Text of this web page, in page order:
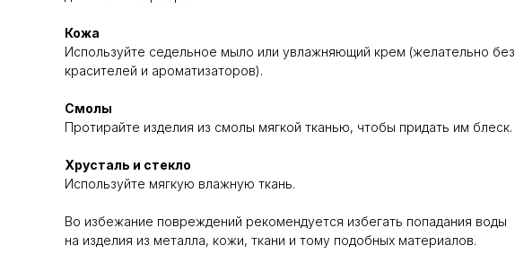
Кожа
Используйте седельное мыло или увлажняющий крем (желательно без
красителей и ароматизаторов).
Смолы
Протирайте изделия из смолы мягкой тканью, чтобы придать им блеск.
Хрусталь и стекло
Используйте мягкую влажную ткань.
Во избежание повреждений рекомендуется избегать попадания воды
на изделия из металла, кожи, ткани и тому подобных материалов.